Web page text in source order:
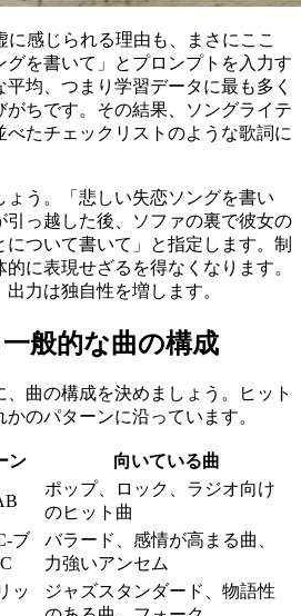
感じられる理由も、まさにここ
グを書いて」とプロンプトを入力す
均、つまり学習データに最も多く
ちです。その結果、ソングライテ
べたチェックリストのような歌詞に
ょう。「悲しい失恋ソングを書い
引っ越した後、ソファの裏で彼女の
ついて書いて」と指定します。制
に表現せざるを得なくなります。
力は独自性を増します。
般的な曲の構成
曲の構成を決めましょう。ヒット
のパターンに沿っています。
ン
向いている曲
ポップ、ロック、ラジオ向け
のヒット曲
ブ
バラード、感情が高まる曲、
力強いアンセム
ッ
ジャズスタンダード、物語性